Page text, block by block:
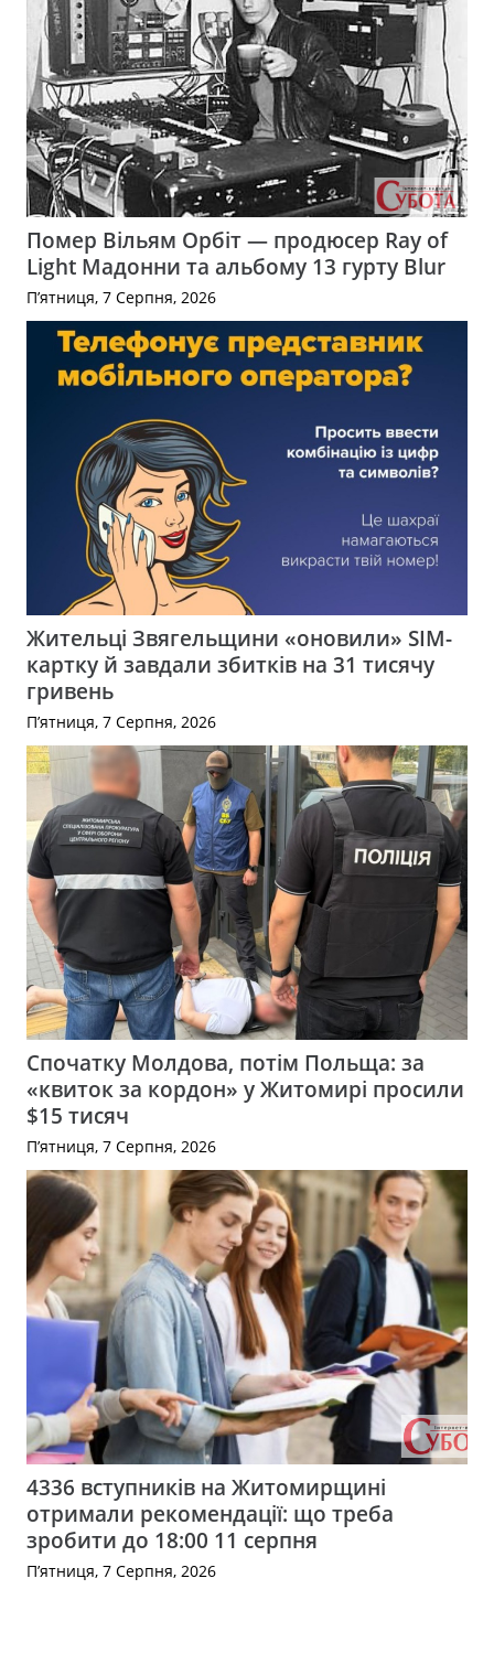
Помер Вільям Орбіт — продюсер Ray of
Light Мадонни та альбому 13 гурту Blur
П’ятниця, 7 Серпня, 2026
Жительці Звягельщини «оновили» SIM-
картку й завдали збитків на 31 тисячу
гривень
П’ятниця, 7 Серпня, 2026
Спочатку Молдова, потім Польща: за
«квиток за кордон» у Житомирі просили
$15 тисяч
П’ятниця, 7 Серпня, 2026
4336 вступників на Житомирщині
отримали рекомендації: що треба
зробити до 18:00 11 серпня
П’ятниця, 7 Серпня, 2026